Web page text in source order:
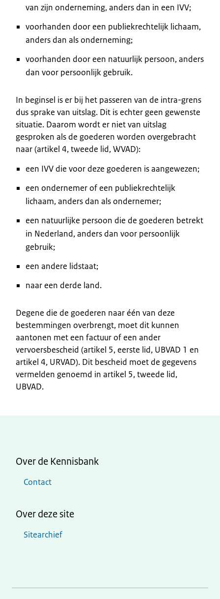
van zijn onderneming, anders dan in een IVV;
voorhanden door een publiekrechtelijk lichaam,
anders dan als onderneming;
voorhanden door een natuurlijk persoon, anders
dan voor persoonlijk gebruik.
In beginsel is er bij het passeren van de intra-grens
dus sprake van uitslag. Dit is echter geen gewenste
situatie. Daarom wordt er niet van uitslag
gesproken als de goederen worden overgebracht
naar (artikel 4, tweede lid, WVAD):
een IVV die voor deze goederen is aangewezen;
een ondernemer of een publiekrechtelijk
lichaam, anders dan als ondernemer;
een natuurlijke persoon die de goederen betrekt
in Nederland, anders dan voor persoonlijk
gebruik;
een andere lidstaat;
naar een derde land.
Degene die de goederen naar één van deze
bestemmingen overbrengt, moet dit kunnen
aantonen met een factuur of een ander
vervoersbescheid (artikel 5, eerste lid, UBVAD 1 en
artikel 4, URVAD). Dit bescheid moet de gegevens
vermelden genoemd in artikel 5, tweede lid,
UBVAD.
Over de Kennisbank
Contact
Over deze site
Sitearchief